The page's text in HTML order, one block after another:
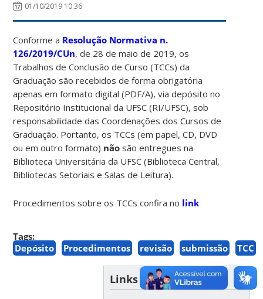
01/10/2019 10:36
Conforme a Resolução Normativa n.
126/2019/CUn, de 28 de maio de 2019, os
Trabalhos de Conclusão de Curso (TCCs) da
Graduação são recebidos de forma obrigatória
apenas em formato digital (PDF/A), via depósito no
Repositório Institucional da UFSC (RI/UFSC), sob
responsabilidade das Coordenações dos Cursos de
Graduação. Portanto, os TCCs (em papel, CD, DVD
ou em outro formato) não são entregues na
Biblioteca Universitária da UFSC (Biblioteca Central,
Bibliotecas Setoriais e Salas de Leitura).
Procedimentos sobre os TCCs confira no link
Tags:
Depósito
Procedimentos revisão submissão TCC
Links úteis